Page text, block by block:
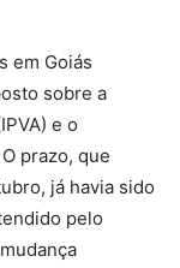
em Goiás
sobre a
e o
prazo, que
já havia sido
pelo